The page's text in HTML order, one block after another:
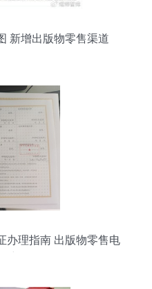
新增出版物零售渠道
办理指南 出版物零售电